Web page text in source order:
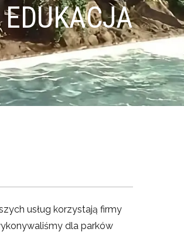
usług korzystają firmy
dla parków